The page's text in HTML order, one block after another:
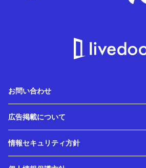
お問い合わせ
広告掲載について
情報セキュリティ方針